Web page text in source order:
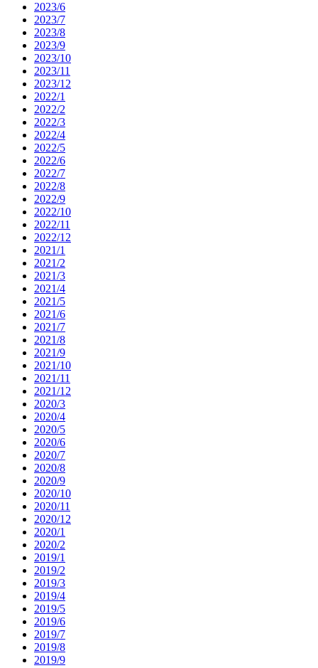
2023/6
2023/7
2023/8
2023/9
2023/10
2023/11
2023/12
2022/1
2022/2
2022/3
2022/4
2022/5
2022/6
2022/7
2022/8
2022/9
2022/10
2022/11
2022/12
2021/1
2021/2
2021/3
2021/4
2021/5
2021/6
2021/7
2021/8
2021/9
2021/10
2021/11
2021/12
2020/3
2020/4
2020/5
2020/6
2020/7
2020/8
2020/9
2020/10
2020/11
2020/12
2020/1
2020/2
2019/1
2019/2
2019/3
2019/4
2019/5
2019/6
2019/7
2019/8
2019/9